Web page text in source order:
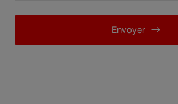
Envoyer